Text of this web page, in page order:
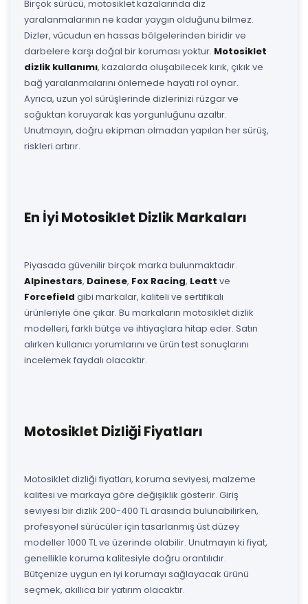
Birçok sürücü, motosiklet kazalarında diz
yaralanmalarının ne kadar yaygın olduğunu bilmez.
Dizler, vücudun en hassas bölgelerinden biridir ve
darbelere karşı doğal bir koruması yoktur. Motosiklet
dizlik kullanımı, kazalarda oluşabilecek kırık, çıkık ve
bağ yaralanmalarını önlemede hayati rol oynar.
Ayrıca, uzun yol sürüşlerinde dizlerinizi rüzgar ve
soğuktan koruyarak kas yorgunluğunu azaltır.
Unutmayın, doğru ekipman olmadan yapılan her sürüş,
riskleri artırır.
En İyi Motosiklet Dizlik Markaları
Piyasada güvenilir birçok marka bulunmaktadır.
Alpinestars, Dainese, Fox Racing, Leatt ve
Forcefield gibi markalar, kaliteli ve sertifikalı
ürünleriyle öne çıkar. Bu markaların motosiklet dizlik
modelleri, farklı bütçe ve ihtiyaçlara hitap eder. Satın
alırken kullanıcı yorumlarını ve ürün test sonuçlarını
incelemek faydalı olacaktır.
Motosiklet Dizliği Fiyatları
Motosiklet dizliği fiyatları, koruma seviyesi, malzeme
kalitesi ve markaya göre değişiklik gösterir. Giriş
seviyesi bir dizlik 200-400 TL arasında bulunabilirken,
profesyonel sürücüler için tasarlanmış üst düzey
modeller 1000 TL ve üzerinde olabilir. Unutmayın ki fiyat,
genellikle koruma kalitesiyle doğru orantılıdır.
Bütçenize uygun en iyi korumayı sağlayacak ürünü
seçmek, akıllıca bir yatırım olacaktır.